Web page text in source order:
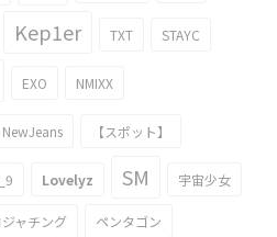
Kep1er TXT STAYC
EXO NMIXX
NewJeans 【スポット】
Lovelyz SM 宇宙少女
ジャチング ペンタゴン